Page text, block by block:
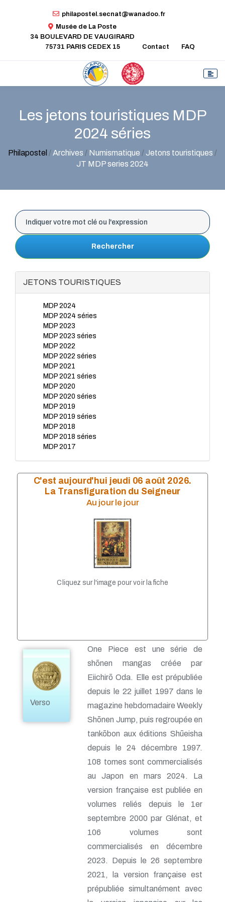
philapostel.secnat@wanadoo.fr
Musée de La Poste
34 BOULEVARD DE VAUGIRARD
75731 PARIS CEDEX 15
Contact FAQ
Les jetons touristiques MDP
2024 séries
Philapostel /Archives / Numismatique /Jetons touristiques /
JT MDP series 2024
Rechercher
JETONS TOURISTIQUES
MDP 2024
MDP 2024 séries
MDP 2023
MDP 2023 séries
MDP 2022
MDP 2022 séries
MDP 2021
MDP 2021 séries
MDP 2020
MDP 2020 séries
MDP 2019
MDP 2019 séries
MDP 2018
MDP 2018 séries
MDP 2017
MDP 2016 séries
MDP 2015
MDP 2014 séries
MDP 2007
MDP 2006
MDP 2001
MDP 2000
MDP 1999
MDP 1998
C'est aujourd'hui jeudi 06 août 2026.
La Transfiguration du Seigneur
Au jour le jour
Cliquez sur l'image pour voir la fiche
Verso
One Piece est une série de
shōnen mangas créée par
Eiichirō Oda. Elle est prépubliée
depuis le 22 juillet 1997 dans le
magazine hebdomadaire Weekly
Shōnen Jump, puis regroupée en
tankōbon aux éditions Shūeisha
depuis le 24 décembre 1997.
108 tomes sont commercialisés
au Japon en mars 2024. La
version française est publiée en
volumes reliés depuis le 1er
septembre 2000 par Glénat, et
106 volumes sont
commercialisés en décembre
2023. Depuis le 26 septembre
2021, la version française est
prépubliée simultanément avec